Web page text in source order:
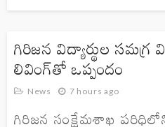
గిరిజన విద్యార్థుల
లివింగ్‌తో ఒప్పందం
News 7 hours ago
గిరిజన సంక్షేమశాఖ పరిధిలోని